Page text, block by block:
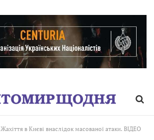
Жахіття в Києві внаслідок масованої атаки. ВІДЕО